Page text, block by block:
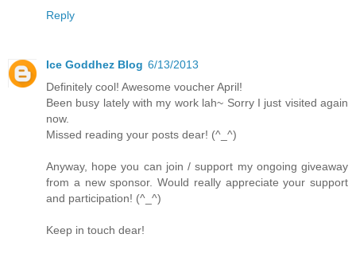
Reply
Ice Goddhez Blog 6/13/2013
Definitely cool! Awesome voucher April!
Been busy lately with my work lah~ Sorry I just visited again
now.
Missed reading your posts dear! (^_^)
Anyway, hope you can join / support my ongoing giveaway
from a new sponsor. Would really appreciate your support
and participation! (^_^)
Keep in touch dear!